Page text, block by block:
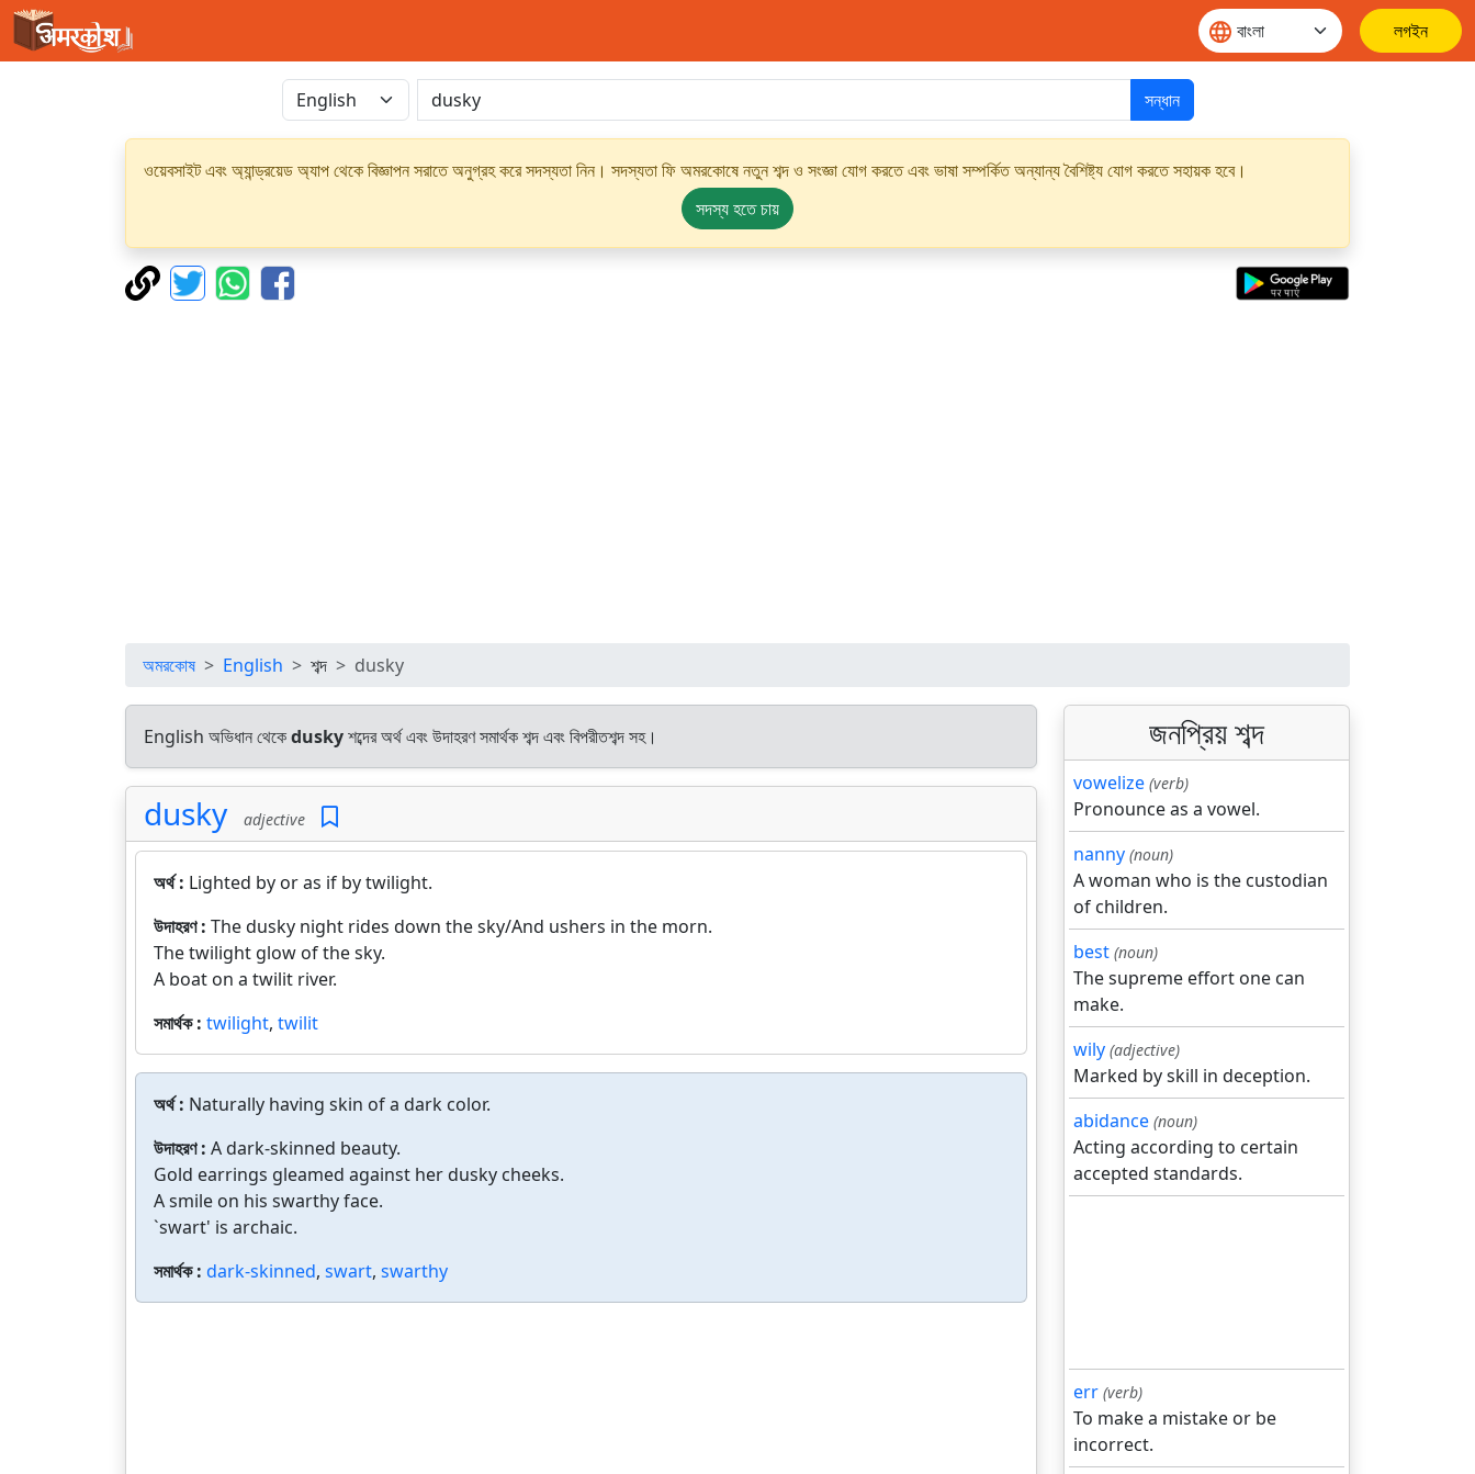
লগইন
সন্ধান
ওয়েবসাইট এবং অ্যান্ড্রয়েড অ্যাপ থেকে বিজ্ঞাপন সরাতে অনুগ্রহ করে সদস্যতা নিন। সদস্যতা ফি অমরকোষে নতুন শব্দ ও সংজ্ঞা যোগ করতে এবং ভাষা সম্পর্কিত অন্যান্য বৈশিষ্ট্য যোগ করতে সহায়ক হবে।
সদস্য হতে চায়
অমরকোষ English শব্দ dusky
English অভিধান থেকেduskyশব্দের অর্থ এবং উদাহরণ সমার্থক শব্দ এবং বিপরীতশব্দ সহ।
dusky adjective
অর্থ : Lighted by or as if by twilight.
উদাহরণ : The dusky night rides down the sky/And ushers in the morn.
The twilight glow of the sky.
A boat on a twilit river.
সমার্থক : twilight, twilit
অর্থ : Naturally having skin of a dark color.
উদাহরণ : A dark-skinned beauty.
Gold earrings gleamed against her dusky cheeks.
A smile on his swarthy face.
`swart' is archaic.
সমার্থক : dark-skinned, swart, swarthy
জনপ্রিয় শব্দ
vowelize (verb)
Pronounce as a vowel.
nanny (noun)
A woman who is the custodian
of children.
best (noun)
The supreme effort one can
make.
wily (adjective)
Marked by skill in deception.
abidance (noun)
Acting according to certain
accepted standards.
err (verb)
To make a mistake or be
incorrect.